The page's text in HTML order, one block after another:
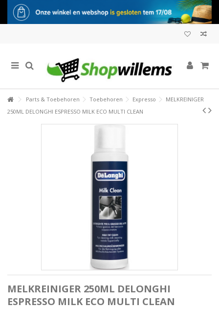
Parts & Toebehoren Toebehoren Expresso
MELKREINIGER
250ML DELONGHI ESPRESSO MILK ECO MULTI CLEAN
MELKREINIGER 250ML DELONGHI
ESPRESSO MILK ECO MULTI CLEAN